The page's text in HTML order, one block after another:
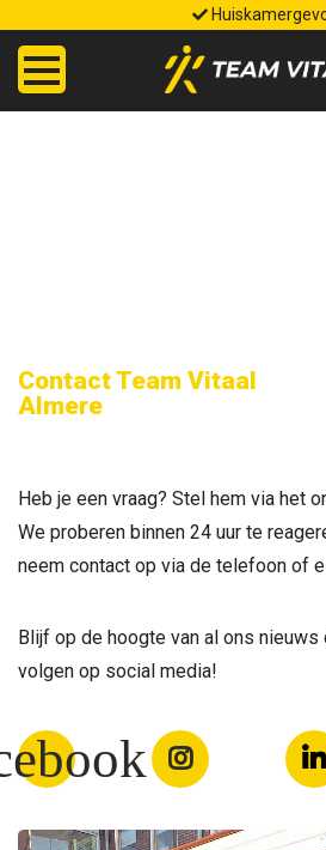
Contact Team Vitaal
Almere
Heb je een vraag? Stel hem via het
We proberen binnen 24 uur te
neem contact op via de telefoon of
Blijf op de hoogte van al ons nieuws
volgen op social media!
CONTACT